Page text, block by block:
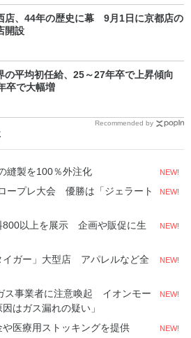
、44年の歴史に幕 9月1日に京都店の
開設
の平均初任給、25～27年卒で上昇傾向
卒で大幅増
Recommended by
縫製を100％外注化 NEW!
ープレ大会 優勝は「ジェラート
NEW!
800以上を展示 企画や販促に生
NEW!
イガー」大型店 アパレルなど全
NEW!
ス事業者に注意喚起 イオンモー
はガス漏れの疑い」
NEW!
医療用ストッキングを提供 NEW!